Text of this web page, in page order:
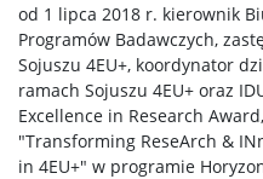
od 1 lipca 2018 r. kierownik
Programów Badawczych,
Sojuszu 4EU+, koordynator
ramach Sojuszu 4EU+ oraz
Excellence in Research
"Transforming ReseArch &
in 4EU+" w programie